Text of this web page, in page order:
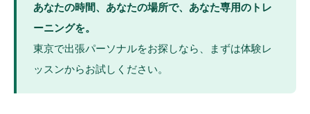
あなたの時間、あなたの場所で、あなた専用のトレ
ーニングを。
東京で出張パーソナルをお探しなら、まずは体験レ
ッスンからお試しください。